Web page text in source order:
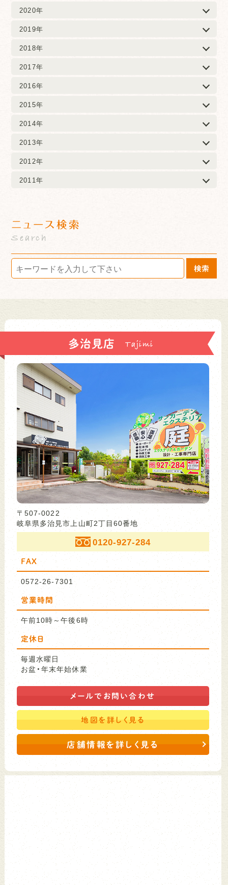
2020年
2019年
2018年
2017年
2016年
2015年
2014年
2013年
2012年
2011年
ニュース検索
Search
検索
多治見店
〒507-0022
岐阜県多治見市上山町2丁目60番地
0120-927-284
FAX
0572-26-7301
営業時間
午前10時～午後6時
定休日
毎週水曜日
お盆・年末年始休業
メールで お問い合わせ
地図を詳しく見る
店舗情報を詳しく見る